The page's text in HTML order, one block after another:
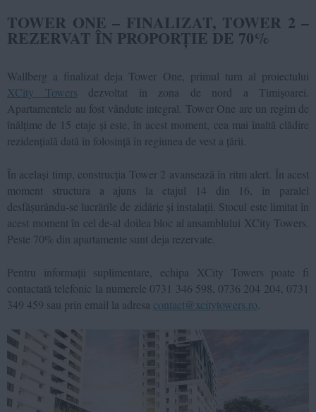
TOWER ONE – FINALIZAT, TOWER 2 –
REZERVAT ÎN PROPORȚIE DE 70%
Wallberg a finalizat deja Tower One, primul turn al proiectului
XCity Towers dezvoltat în zona de nord a Timișoarei.
Apartamentele au fost vândute integral. Tower One are un regim de
înălțime de 15 etaje și este, în acest moment, cea mai înaltă clădire
rezidențială dată în folosință în regiunea de vest a țării
În același timp, construcția Tower 2 avansează în ritm alert. În acest
moment structura a ajuns la etajul 14 din 16, în paralel
desfășurându-se lucrările de zidărie și instalații. Stocul este limitat în
acest moment în cel de-al doilea bloc al ansamblului XCity Towers.
Peste 70% din apartamente sunt deja rezervate.
Pentru informații suplimentare, echipa XCity Towers poate fi
contactată telefonic la numerele 0731 346 598, 0736 204 204, 0731
349 459 sau prin email la adresa contact@xcitytowers.ro